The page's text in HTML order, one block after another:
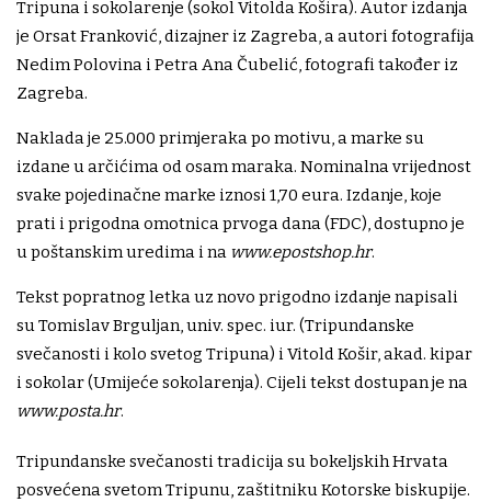
Tripuna i sokolarenje (sokol Vitolda Košira). Autor izdanja
je Orsat Franković, dizajner iz Zagreba, a autori fotografija
Nedim Polovina i Petra Ana Čubelić, fotografi također iz
Zagreba.
Naklada je 25.000 primjeraka po motivu, a marke su
izdane u arčićima od osam maraka. Nominalna vrijednost
svake pojedinačne marke iznosi 1,70 eura. Izdanje, koje
prati i prigodna omotnica prvoga dana (FDC), dostupno je
u poštanskim uredima i na www.epostshop.hr.
Tekst popratnog letka uz novo prigodno izdanje napisali
su Tomislav Brguljan, univ. spec. iur. (Tripundanske
svečanosti i kolo svetog Tripuna) i Vitold Košir, akad. kipar
i sokolar (Umijeće sokolarenja). Cijeli tekst dostupan je na
www.posta.hr.
Tripundanske svečanosti tradicija su bokeljskih Hrvata
posvećena svetom Tripunu, zaštitniku Kotorske biskupije.